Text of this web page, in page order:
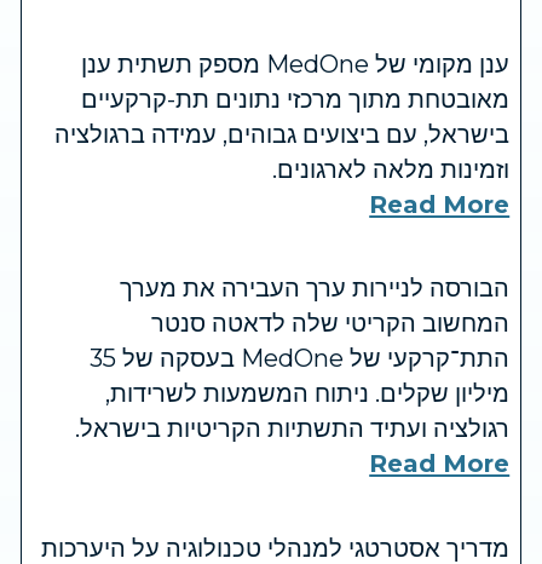
ענן מקומי של MedOne מספק תשתית ענן
מאובטחת מתוך מרכזי נתונים תת-קרקעיים
בישראל, עם ביצועים גבוהים, עמידה ברגולציה
וזמינות מלאה לארגונים.
Read More
הבורסה לניירות ערך העבירה את מערך
המחשוב הקריטי שלה לדאטה סנטר
התת־קרקעי של MedOne בעסקה של 35
מיליון שקלים. ניתוח המשמעות לשרידות,
רגולציה ועתיד התשתיות הקריטיות בישראל.
Read More
מדריך אסטרטגי למנהלי טכנולוגיה על היערכות